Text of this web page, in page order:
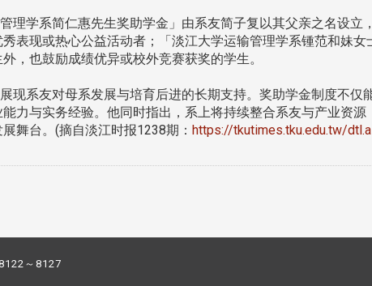
理学系简仁惠先生奖助学金」由系友简子复以其父亲之名设立
表现或热心公益活动者；「淡江大学运输管理学系锺范和妹
，也鼓励成绩优异或校外竞赛获奖的学生。
现系友对母系发展与培育后进的长期支持。奖助学金制度不仅
力与实务经验。他同时指出，系上将持续整合系友与产业资
舞台。(摘自淡江时报1238期： https://tkutimes.tku.edu.tw/
～8127